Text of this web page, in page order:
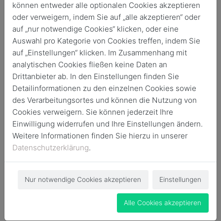
Rübekämpler arbeiten hier nicht nur, sondern sie wurden
und werden geprägt, verbinden viele wichtige Erinnerungen
mit ihrer Zeit hier und sind "ihrer" Schule auch noch lange
nach der aktiven Zeit seit mittlerweile 50 Jahren sehr
verbunden.
Dieser tiefen Verbundenheit wollen wir mit dieser Alumni-
Seite Raum und einen Rahmen geben. So können wir in
Kontakt bleiben, einander unterstützen und weiter
Beziehungen pflegen.
Für unsere Mitglieder veröffentlichen wir hier wichtige
Veranstaltungen, bringen Aktive und Ehemalige zusammen
und unterstützen die aktuelle Arbeit der Schule über den
Viel Spaß beim Stöbern und bis bald am Rübekamp!
können entweder alle optionalen Cookies akzeptieren
oder verweigern, indem Sie auf „alle akzeptieren“ oder
auf „nur notwendige Cookies“ klicken, oder eine
Auswahl pro Kategorie von Cookies treffen, indem Sie
auf „Einstellungen“ klicken. Im Zusammenhang mit
analytischen Cookies fließen keine Daten an
Drittanbieter ab. In den Einstellungen finden Sie
Detailinformationen zu den einzelnen Cookies sowie
des Verarbeitungsortes und können die Nutzung von
Cookies verweigern. Sie können jederzeit Ihre
Einwilligung widerrufen und Ihre Einstellungen ändern.
Weitere Informationen finden Sie hierzu in unserer
Datenschutzerklärung.
Nur notwendige Cookies akzeptieren Einstellungen
Alle Cookies akzeptieren